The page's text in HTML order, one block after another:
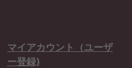
マイアカウント（ユーザ
ー登録)